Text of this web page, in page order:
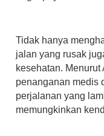
Tidak hanya
jalan yang rusak
kesehatan.
penanganan medis
perjalanan yang
memungkinkan